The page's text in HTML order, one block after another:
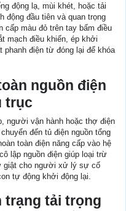
động lạ, mùi khét, hoặc tải
động đầu tiên và quan trọng
cấp màu đỏ trên tay bấm điều
mạch điều khiển, ép khởi
điện từ đóng lại để khóa
nguồn điện
trục
người vận hành hoặc thợ điện
đến tủ điện nguồn tổng
toàn điện năng cấp vào hệ
lập nguồn điện giúp loại trừ
giật cho người xử lý sự cố
tự động khởi động lại.
trạng tải trọng